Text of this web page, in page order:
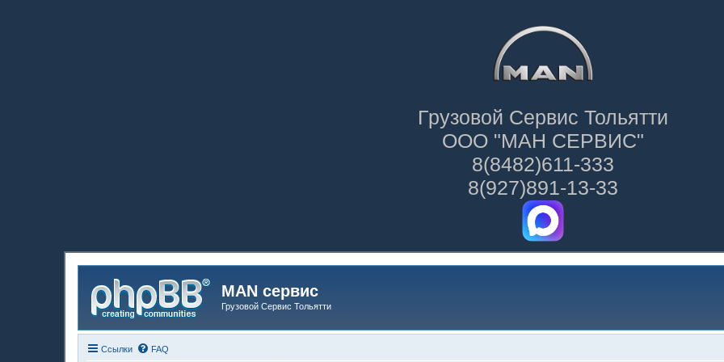
Грузовой Сервис Тольятти
ООО "МАН СЕРВИС"
8(8482)611-333
8(927)891-13-33
MAN сервис
Грузовой Сервис Тольятти
Ссылки FAQ